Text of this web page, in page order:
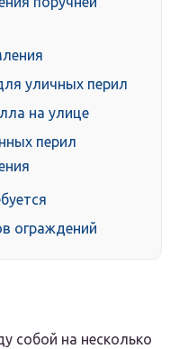
уличных перил
на улице
перил
ограждений
собой на несколько